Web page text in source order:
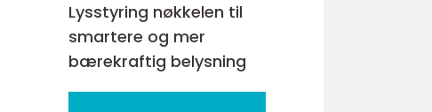
Lysstyring nøkkelen til
smartere og mer
bærekraftig belysning